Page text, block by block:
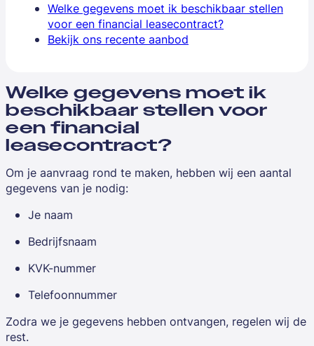
Welke gegevens moet ik beschikbaar stellen
voor een financial leasecontract?
Bekijk ons recente aanbod
Welke gegevens moet ik
beschikbaar stellen voor
een financial
leasecontract?
Om je aanvraag rond te maken, hebben wij een aantal
gegevens van je nodig:
Je naam
Bedrijfsnaam
KVK-nummer
Telefoonnummer
Zodra we je gegevens hebben ontvangen, regelen wij de
rest.